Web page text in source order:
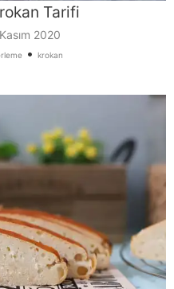
Tarifi
2020
• krokan